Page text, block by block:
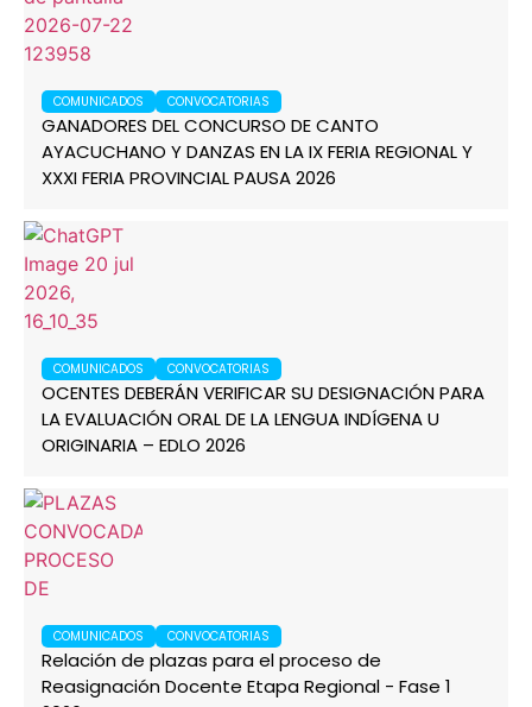
COMUNICADOS CONVOCATORIAS
GANADORES DEL CONCURSO DE CANTO
AYACUCHANO Y DANZAS EN LA IX FERIA REGIONAL Y
XXXI FERIA PROVINCIAL PAUSA 2026
COMUNICADOS CONVOCATORIAS
OCENTES DEBERÁN VERIFICAR SU DESIGNACIÓN PARA
LA EVALUACIÓN ORAL DE LA LENGUA INDÍGENA U
ORIGINARIA – EDLO 2026
COMUNICADOS CONVOCATORIAS
Relación de plazas para el proceso de
Reasignación Docente Etapa Regional - Fase 1